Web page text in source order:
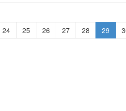
24 25 26 27 28 29